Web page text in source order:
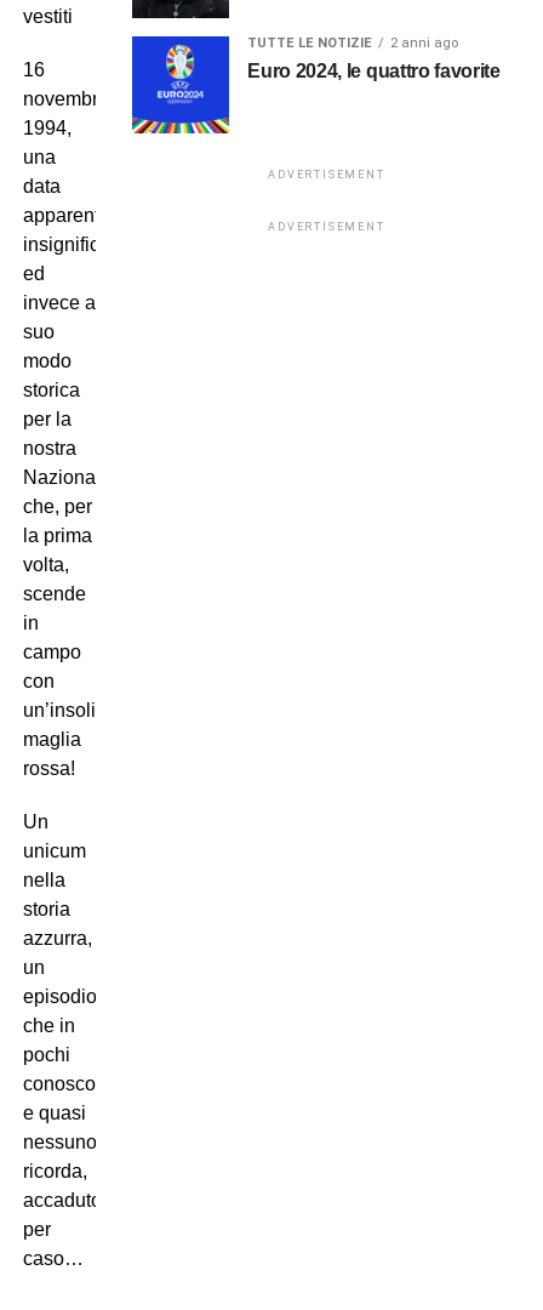
vestiti
16
novembre
1994,
una
data
apparentemente
insignificante
ed
invece a
suo
modo
storica
per la
nostra
Nazionale,
che, per
la prima
volta,
scende
in
campo
con
un’insolita
maglia
rossa!
Un
unicum
nella
storia
azzurra,
un
episodio
che in
pochi
conoscono
e quasi
nessuno
ricorda,
accaduto
per
caso…
TUTTE LE NOTIZIE 2 anni ago
Euro 2024, le quattro favorite
ADVERTISEMENT
ADVERTISEMENT